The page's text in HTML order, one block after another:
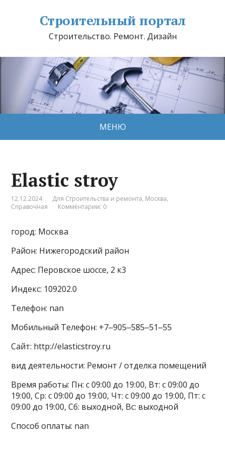
Строительный портал
Строительство. Ремонт. Дизайн
МЕНЮ
Elastic stroy
12.12.2024 Для Строительства и ремонта, Москва,
Справочная
Комментарии: 0
город: Москва
Район: Нижегородский район
Адрес: Перовское шоссе, 2 к3
Индекс: 109202.0
Телефон: nan
Мобильный Телефон: +7‒905‒585‒51‒55
Сайт: http://elasticstroy.ru
вид деятельности: Ремонт / отделка помещений
Время работы: Пн: с 09:00 до 19:00, Вт: с 09:00 до
19:00, Ср: с 09:00 до 19:00, Чт: с 09:00 до 19:00, Пт: с
09:00 до 19:00, Сб: выходной, Вс: выходной
Способ оплаты: nan